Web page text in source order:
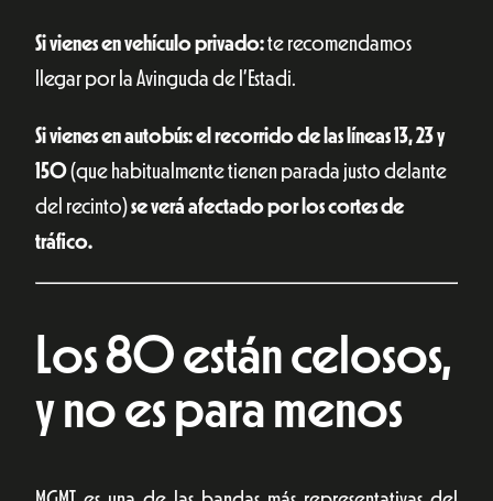
Si vienes en vehículo privado:te recomendamos
llegar por la Avinguda de l’Estadi.
Si vienes en autobús: el recorrido de las líneas 13, 23 y
150(que habitualmente tienen parada justo delante
del recinto)se verá afectado por los cortes de
tráfico.
Los 80 están celosos,
y no es para menos